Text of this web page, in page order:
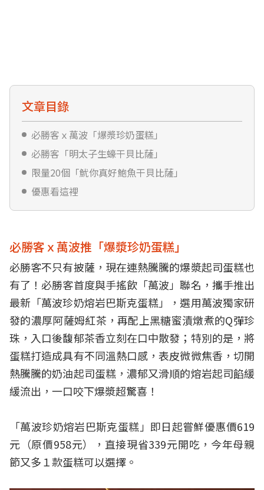
文章目錄
必勝客ｘ萬波「爆漿珍奶蛋糕」
必勝客「明太子生蠔干貝比薩」
限量20個「魷你真好鮑魚干貝比薩」
優惠看這裡
必勝客ｘ萬波推「爆漿珍奶蛋糕」
必勝客不只有披薩，現在連熱騰騰的爆漿起司蛋糕也
有了！必勝客首度與手搖飲「萬波」聯名，攜手推出
最新「萬波珍奶熔岩巴斯克蛋糕」，選用萬波獨家研
發的濃厚阿薩姆紅茶，再配上黑糖蜜漬燉煮的Q彈珍
珠，入口後馥郁茶香立刻在口中散發；特別的是，將
蛋糕打造成具有不同溫熱口感，表皮微微焦香，切開
熱騰騰的奶油起司蛋糕，濃郁又滑順的熔岩起司餡緩
緩流出，一口咬下爆漿超驚喜！
「萬波珍奶熔岩巴斯克蛋糕」即日起嘗鮮優惠價619
元（原價958元），直接現省339元開吃，今年母親
節又多１款蛋糕可以選擇。